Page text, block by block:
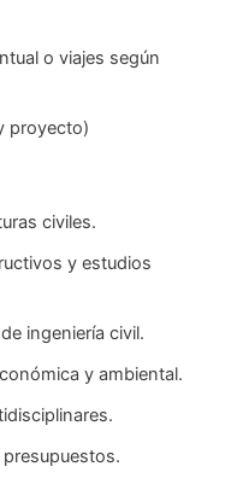
o viajes según
proyecto)
civiles.
y estudios
ingeniería civil.
y ambiental.